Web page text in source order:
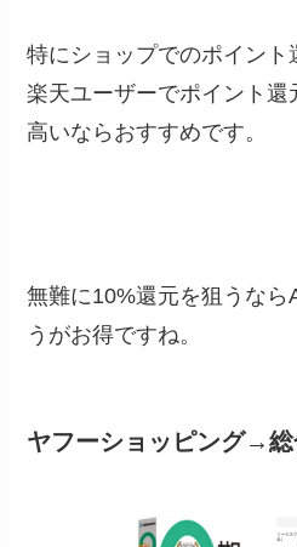
特にショップでのポイント
楽天ユーザーでポイント還
高いならおすすめです。
無難に10%還元を狙うなら
うがお得ですね。
ヤフーショッピング→総